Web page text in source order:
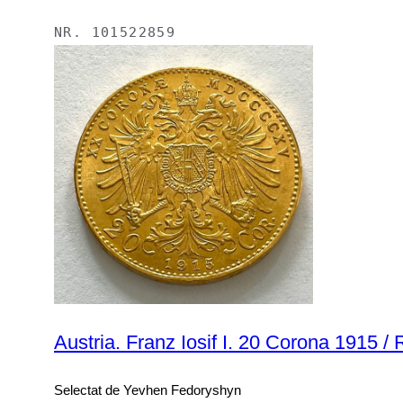
NR. 101522859
Austria. Franz Iosif I. 20 Corona 1915 /
Selectat de Yevhen Fedoryshyn